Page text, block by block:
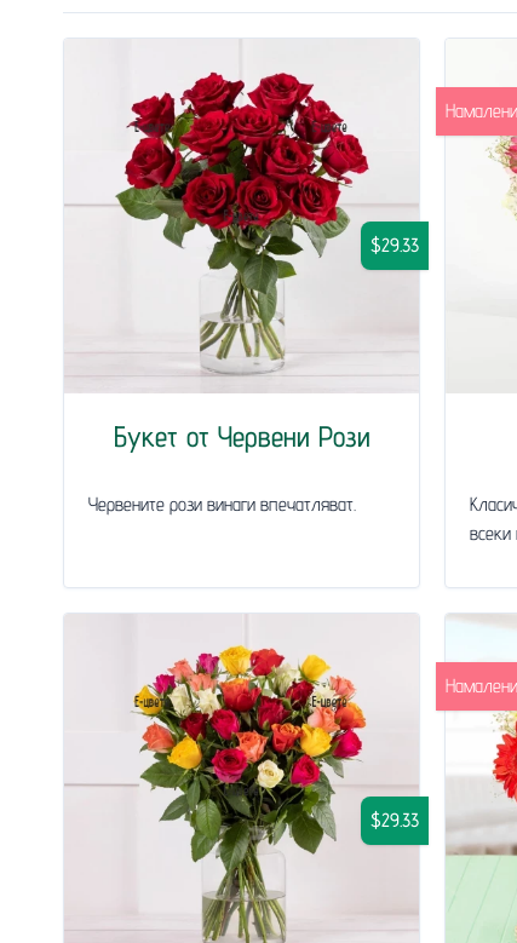
Букет от Червени Рози
$29.33
Червените рози винаги впечатляват.
всеки
$29.33